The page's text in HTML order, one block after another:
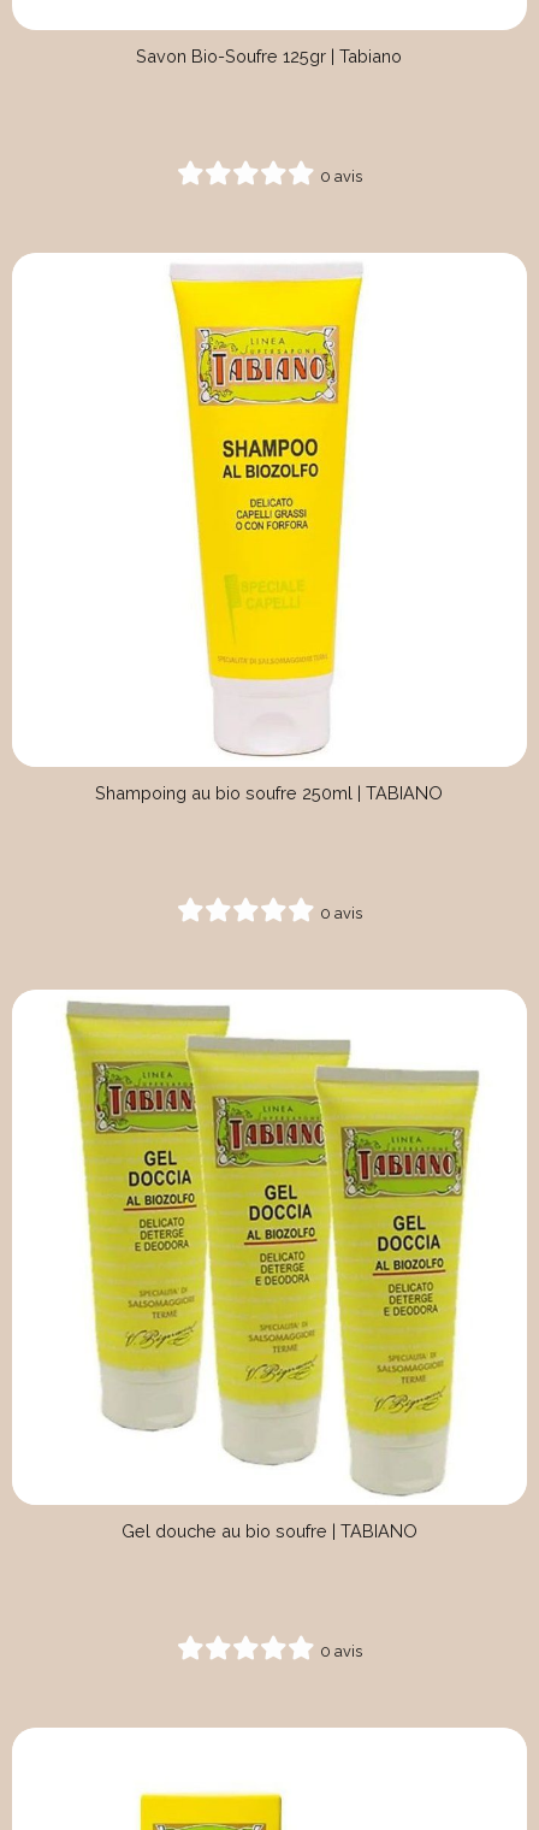
Savon Bio-Soufre 125gr | Tabiano
0 avis
Shampoing au bio soufre 250ml | TABIANO
0 avis
Gel douche au bio soufre | TABIANO
0 avis